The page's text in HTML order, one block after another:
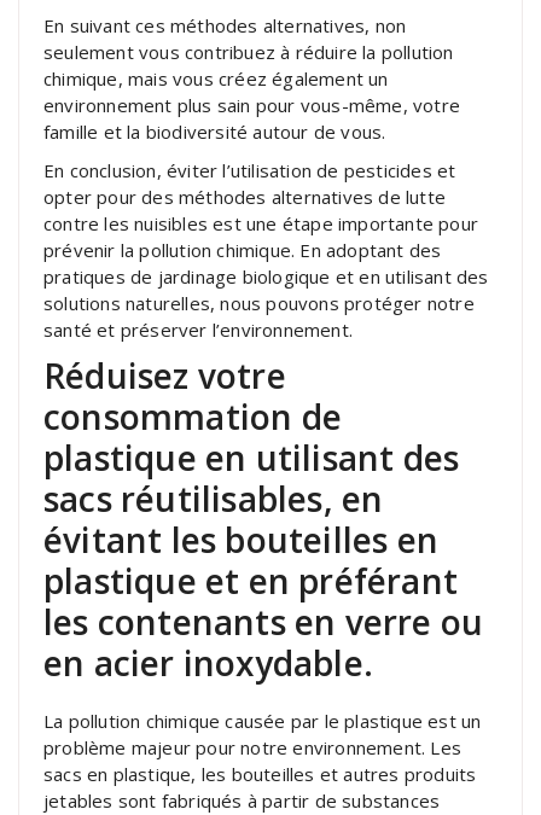
En suivant ces méthodes alternatives, non
seulement vous contribuez à réduire la pollution
chimique, mais vous créez également un
environnement plus sain pour vous-même, votre
famille et la biodiversité autour de vous.
En conclusion, éviter l’utilisation de pesticides et
opter pour des méthodes alternatives de lutte
contre les nuisibles est une étape importante pour
prévenir la pollution chimique. En adoptant des
pratiques de jardinage biologique et en utilisant des
solutions naturelles, nous pouvons protéger notre
santé et préserver l’environnement.
Réduisez votre
consommation de
plastique en utilisant des
sacs réutilisables, en
évitant les bouteilles en
plastique et en préférant
les contenants en verre ou
en acier inoxydable.
La pollution chimique causée par le plastique est un
problème majeur pour notre environnement. Les
sacs en plastique, les bouteilles et autres produits
jetables sont fabriqués à partir de substances